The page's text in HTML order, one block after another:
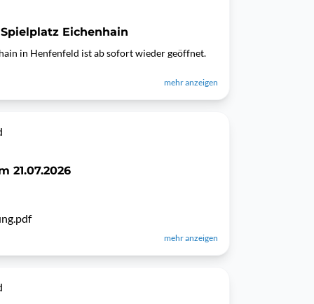
Eichenhain
in Henfenfeld ist ab sofort wieder geöffnet.
mehr anzeigen
21.07.2026
mehr anzeigen